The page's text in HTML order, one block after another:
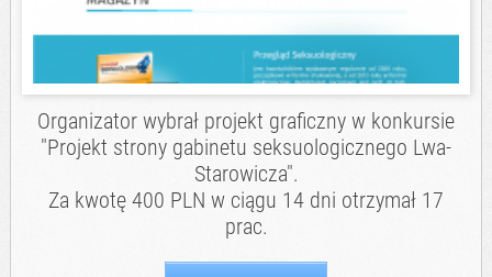
Organizator wybrał projekt graficzny w konkursie
"Projekt strony gabinetu seksuologicznego Lwa-
Starowicza".
Za kwotę 400 PLN w ciągu 14 dni otrzymał 17
prac.